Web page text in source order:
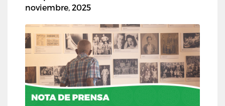
noviembre, 2025